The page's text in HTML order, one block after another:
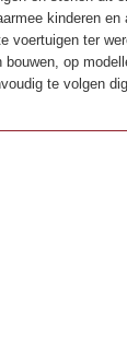
kinderen en
voertuigen ter
op
te volgen